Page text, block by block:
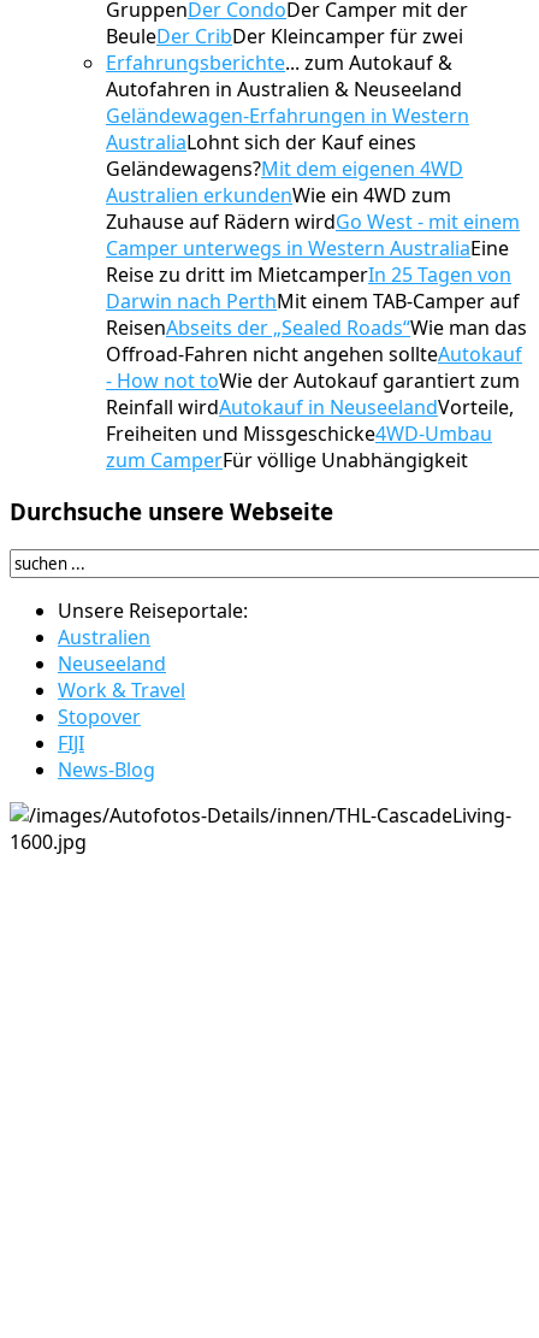
GruppenDer CondoDer Camper mit der
BeuleDer CribDer Kleincamper für zwei
Erfahrungsberichte... zum Autokauf &
Autofahren in Australien & Neuseeland
Geländewagen-Erfahrungen in Western
AustraliaLohnt sich der Kauf eines
Geländewagens?Mit dem eigenen 4WD
Australien erkundenWie ein 4WD zum
Zuhause auf Rädern wirdGo West - mit einem
Camper unterwegs in Western AustraliaEine
Reise zu dritt im MietcamperIn 25 Tagen von
Darwin nach PerthMit einem TAB-Camper auf
ReisenAbseits der „Sealed Roads“Wie man das
Offroad-Fahren nicht angehen sollteAutokauf
- How not toWie der Autokauf garantiert zum
Reinfall wirdAutokauf in NeuseelandVorteile,
Freiheiten und Missgeschicke4WD-Umbau
zum CamperFür völlige Unabhängigkeit
Durchsuche unsere Webseite
Unsere Reiseportale:
Australien
Neuseeland
Work & Travel
Stopover
FIJI
News-Blog